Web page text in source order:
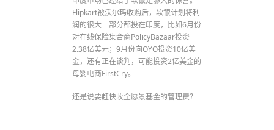
Flipkart被沃尔玛收购后，软银计划将利
润的很大一部分都投在印度，比如6月份
对在线保险集合商PolicyBazaar投资
2.38亿美元；9月份向OYO投资10亿美
金，还有正在谈判，可能投资2亿美金的
母婴电商FirstCry。
还是说要赶快收全愿景基金的管理费？